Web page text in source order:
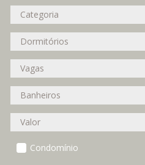
Condomínio